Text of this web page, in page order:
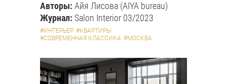
Авторы: Айя Лисова (AIYA bureau)
Журнал: Salon Interior 03/2023
#ИНТЕРЬЕР #КВАРТИРЫ
#СОВРЕМЕННАЯ КЛАССИКА #МОСКВА